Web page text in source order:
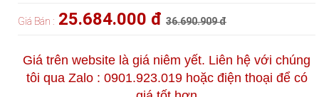
Giá Bán : 25.684.000 đ 36.690.909 đ
Giá trên website là giá niêm yết. Liên hệ với chúng
tôi qua Zalo : 0901.923.019 hoặc điện thoại để có